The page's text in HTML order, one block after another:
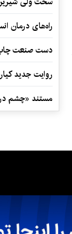
راه‌های درمان
دست صنعت چاپ
روایت جدید
مستند «چشم